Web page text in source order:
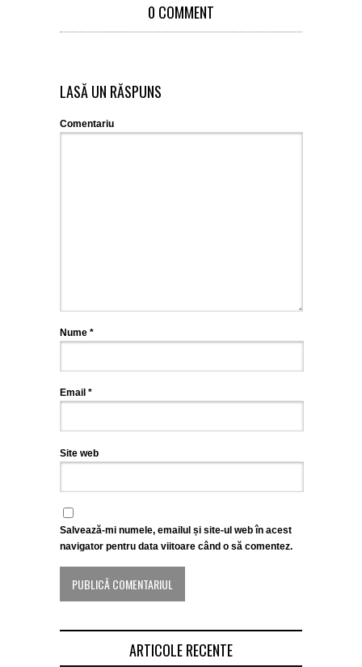
0 COMMENT
LASĂ UN RĂSPUNS
Comentariu
Nume *
Email *
Site web
Salvează-mi numele, emailul și site-ul web în acest
navigator pentru data viitoare când o să comentez.
ARTICOLE RECENTE